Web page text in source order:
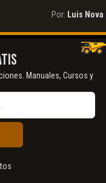
Por: Luis Nova
Manuales, Cursos y